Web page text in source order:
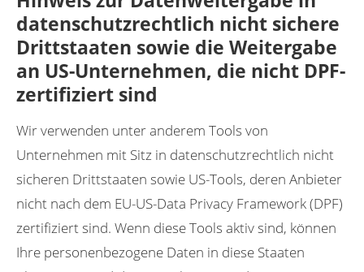
datenschutzrechtlich nicht sichere
Drittstaaten sowie die Weitergabe
an US-Unternehmen, die nicht DPF-
zertifiziert sind
Wir verwenden unter anderem Tools von
Unternehmen mit Sitz in datenschutzrechtlich nicht
sicheren Drittstaaten sowie US-Tools, deren Anbieter
nicht nach dem EU-US-Data Privacy Framework (DPF)
zertifiziert sind. Wenn diese Tools aktiv sind, können
Ihre personenbezogene Daten in diese Staaten